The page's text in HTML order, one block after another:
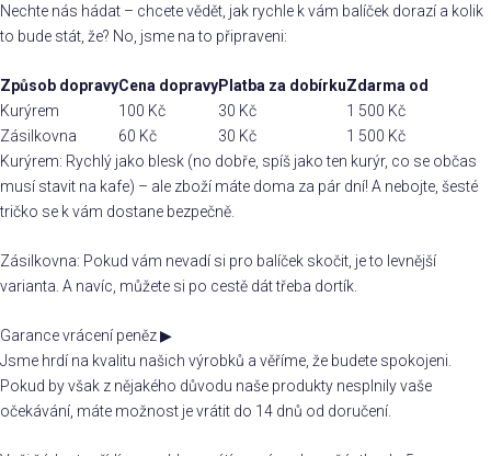
Nechte nás hádat – chcete vědět, jak rychle k vám balíček dorazí a kolik
to bude stát, že? No, jsme na to připraveni:
Způsob dopravyCena dopravyPlatba za dobírkuZdarma od
Kurýrem
100 Kč 30 Kč
1 500 Kč
Zásilkovna
60 Kč 30 Kč
1 500 Kč
Kurýrem: Rychlý jako blesk (no dobře, spíš jako ten kurýr, co se občas
musí stavit na kafe) – ale zboží máte doma za pár dní! A nebojte, šesté
tričko se k vám dostane bezpečně.
Zásilkovna: Pokud vám nevadí si pro balíček skočit, je to levnější
varianta. A navíc, můžete si po cestě dát třeba dortík.
Garance vrácení peněz▶
Jsme hrdí na kvalitu našich výrobků a věříme, že budete spokojeni.
Pokud by však z nějakého důvodu naše produkty nesplnily vaše
očekávání, máte možnost je vrátit do 14 dnů od doručení.